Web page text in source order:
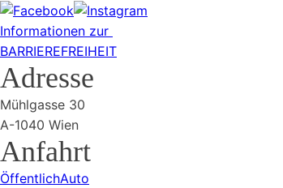
Informationen zur
BARRIEREFREIHEIT
Adresse
Mühlgasse 30
A-1040 Wien
Anfahrt
ÖffentlichAuto